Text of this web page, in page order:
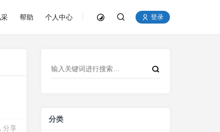
帮助 个人中心 登录
分享
分类